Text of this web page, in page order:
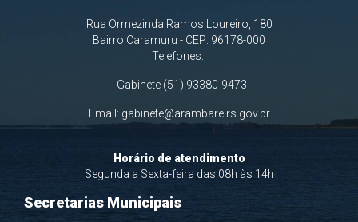
Rua Ormezinda Ramos Loureiro, 180
Bairro Caramuru - CEP: 96178-000
Telefones:
- Gabinete (51) 93380-9473
Email: gabinete@arambare.rs.gov.br
Horário de atendimento
Segunda a Sexta-feira das 08h às 14h
Secretarias Municipais